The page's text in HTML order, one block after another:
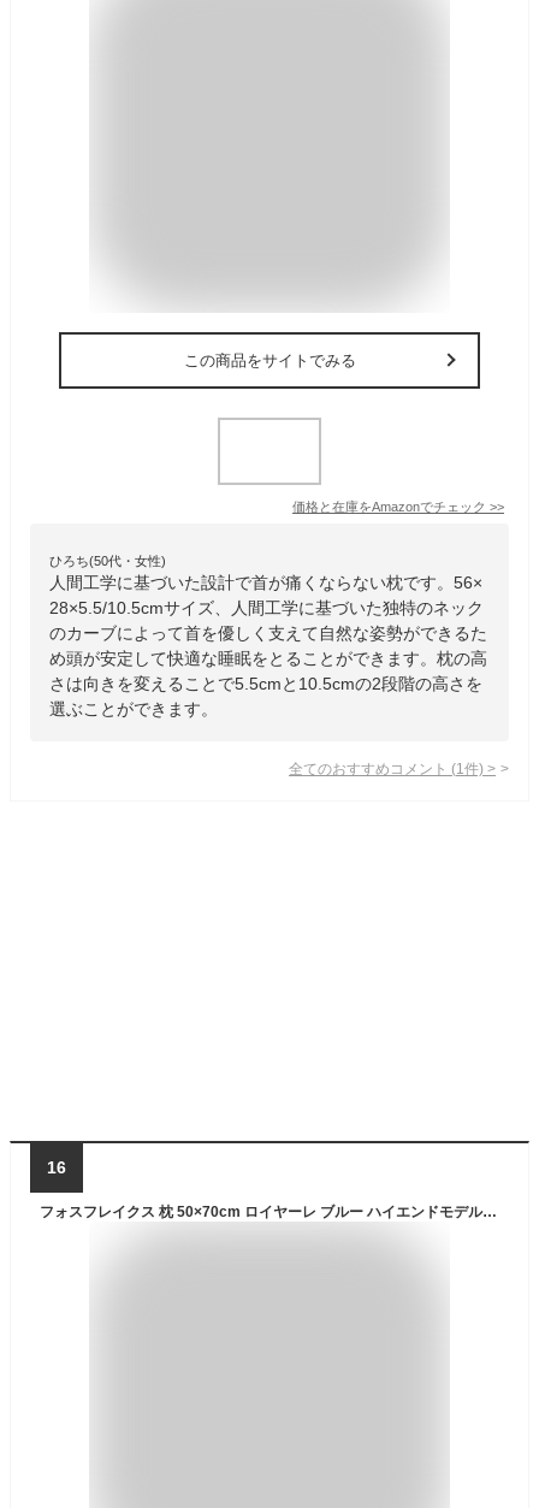
この商品をサイトでみる
価格と在庫をAmazonでチェック >>
ひろち(50代・女性)
人間工学に基づいた設計で首が痛くならない枕です。56×
28×5.5/10.5cmサイズ、人間工学に基づいた独特のネック
のカーブによって首を優しく支えて自然な姿勢ができるた
め頭が安定して快適な睡眠をとることができます。枕の高
さは向きを変えることで5.5cmと10.5cmの2段階の高さを
選ぶことができます。
全てのおすすめコメント (1 件) >
16
フォスフレイクス 枕 50×70cm ロイヤーレ ブルー ハイエンドモデル 中材増量 まくら ラージ マクラ 北欧 デンマーク ホテル仕様 ふわふわ 洗える 丸洗い 横向き寝 大きい 柔らかい 肩こり 首こり ストレートネック 安眠枕